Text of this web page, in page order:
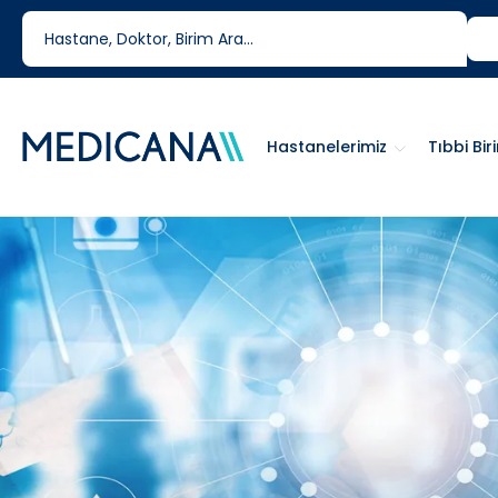
444 6 334
Tıbbi
Hastanelerimiz